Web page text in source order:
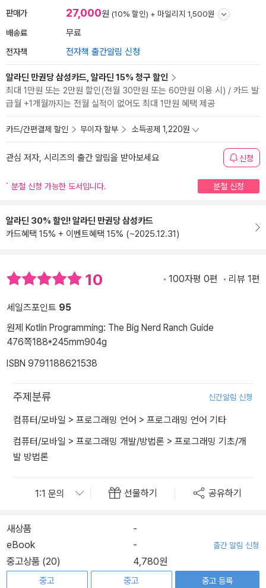
판매가 27,000원 (10% 할인) + 마일리지 1,500원
배송료 무료
전자책 전자책 출간알림 신청
알라딘 만권당 삼성카드, 알라딘 15% 청구 할인
최대 1만원 또는 2만원 할인(전월 30만원 또는 60만원 이용 시) / 카드 발
급월 +1개월까지는 전월 실적이 없어도 최대 1만원 혜택 제공
카드/간편결제 할인 무이자 할부 소득공제 1,220원
관심 저자, 시리즈의 출간 알림을 받아보세요 신청
분철 신청 가능한 도서입니다. 분철 신청
알라딘 30% 할인! 알라딘 만권당 삼성카드
카드혜택 15% + 이벤트혜택 15% (~2025.12.31)
10 100자평 0편 리뷰 1편
세일즈포인트 95
원제 Kotlin Programming: The Big Nerd Ranch Guide
476쪽188*245mm904g
ISBN 9791188621538
주제분류 신간알림 신청
컴퓨터/모바일 > 프로그래밍 언어 > 프로그래밍 언어 기타
컴퓨터/모바일 > 프로그래밍 개발/방법론 > 프로그래밍 기초/개
발 방법론
선물하기 공유하기
새상품
-
eBook
- 출간 알림 신청
중고상품 (20) 4,780원
중고
중고
중고 등록